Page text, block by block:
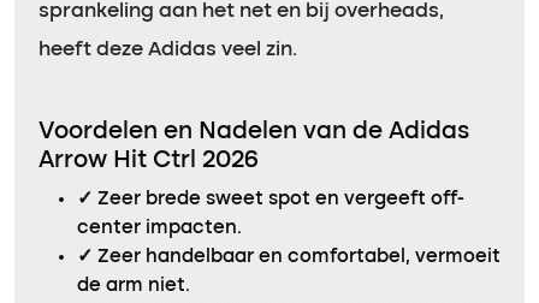
sprankeling aan het net en bij overheads,
heeft deze Adidas veel zin.
Voordelen en Nadelen van de Adidas
Arrow Hit Ctrl 2026
✓ Zeer brede sweet spot en vergeeft off-
center impacten.
✓ Zeer handelbaar en comfortabel, vermoeit
de arm niet.